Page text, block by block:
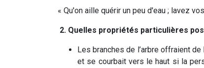
« Qu'on aille quérir un peu d'eau ; lavez
2. Quelles propriétés particulières
Les branches de l’arbre offraient
et se courbait vers le haut si la